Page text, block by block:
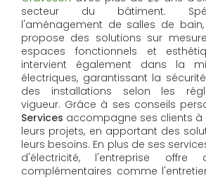
secteur du bâtiment.
l'aménagement de salles de bain,
propose des solutions sur
espaces fonctionnels et
intervient également dans la
électriques, garantissant la
des installations selon les
vigueur. Grâce à ses conseils
Services accompagne ses clients
leurs projets, en apportant des
leurs besoins. En plus de ses
d'électricité, l'entreprise offre
complémentaires comme